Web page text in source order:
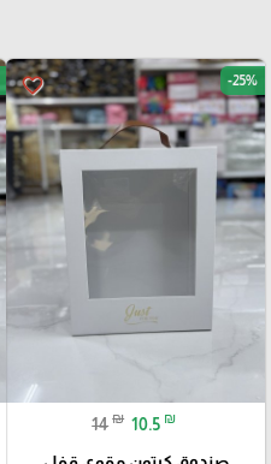
favorite_border -25%
14 ₪ 10.5 ₪